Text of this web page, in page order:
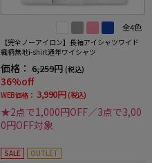
全4色
【完全ノーアイロン】長袖アイシャツワイド
織柄無地i-shirt通年ワイシャツ
価格： 6,259円 (税込)
36%off
WEB価格： 3,990円 (税込)
★2点で1,000円OFF／3点で3,00
0円OFF対象
SALE OUTLET